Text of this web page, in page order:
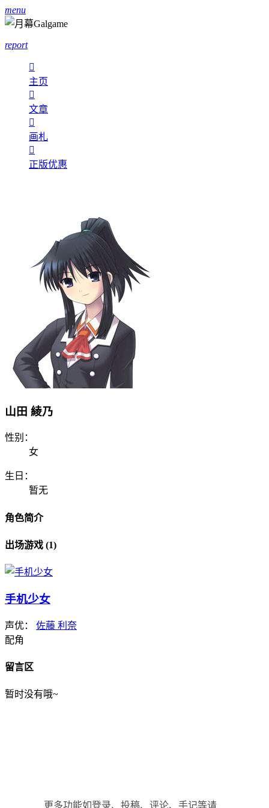
menu
report

主页

文章

画札

正版优惠
山田 綾乃
性别：
女
生日：
暂无
角色简介
出场游戏 (1)
手机少女
声优： 佐藤 利奈
配角
留言区
暂时没有哦~
更多功能如登录、投稿、评论、手记等请